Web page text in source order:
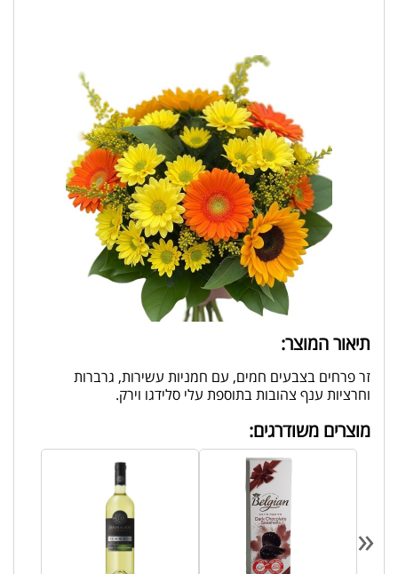
תיאור המוצר:
זר פרחים בצבעים חמים, עם חמניות עשירות, גרברות
וחרציות ענף צהובות בתוספת עלי סלידגו וירק.
מוצרים משודרגים:
«